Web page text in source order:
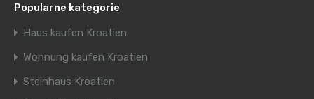
Popularne kategorie
Haus kaufen Kroatien
Wohnung kaufen Kroatien
Steinhaus Kroatien